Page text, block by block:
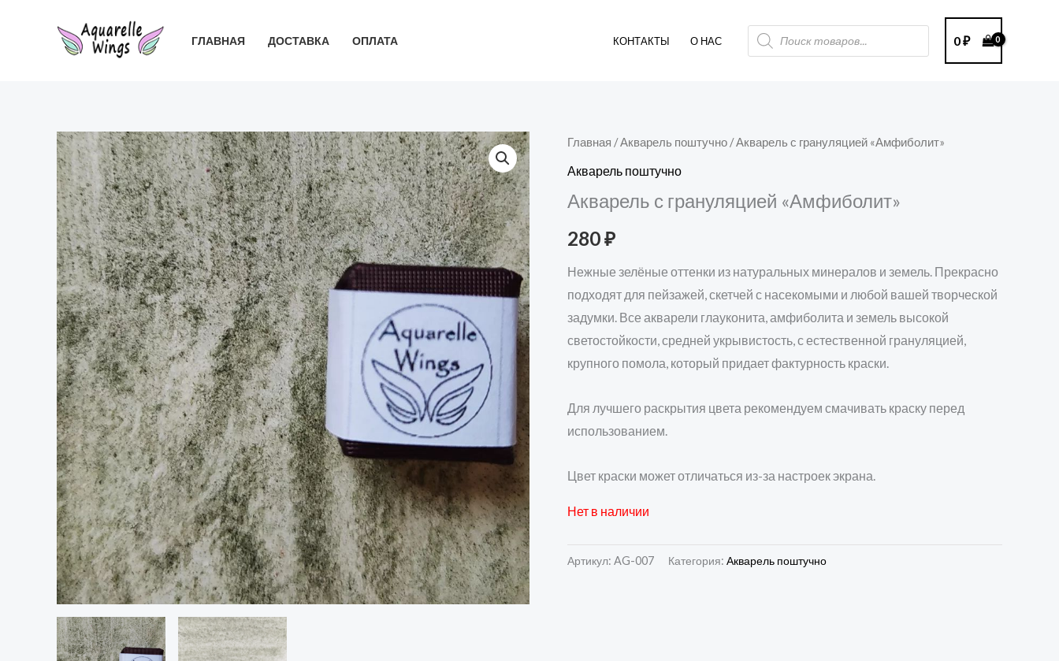
содержимому
ГЛАВНАЯ ДОСТАВКА ОПЛАТА КОНТАКТЫ О НАС
Поиск
товаров
0₽
Главная /Акварель поштучно / Акварель с грануляцией «Амфиболит»
Акварель поштучно
Акварель с грануляцией «Амфиболит»
280₽
Нежные зелёные оттенки из натуральных минералов и земель. Прекрасно
подходят для пейзажей, скетчей с насекомыми и любой вашей творческой
задумки. Все акварели глауконита, амфиболита и земель высокой
светостойкости, средней укрывистость, с естественной грануляцией,
крупного помола, который придает фактурность краски.
Для лучшего раскрытия цвета рекомендуем смачивать краску перед
использованием.
Цвет краски может отличаться из-за настроек экрана.
Нет в наличии
Артикул: AG-007 Категория: Акварель поштучно